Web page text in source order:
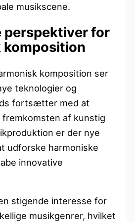
musikscene.
perspektiver for
komposition
komposition ser
teknologier og
fortsætter med at
fremkomsten af kunstig
er der nye
udforske harmoniske
innovative
stigende interesse for
musikgenrer, hvilket